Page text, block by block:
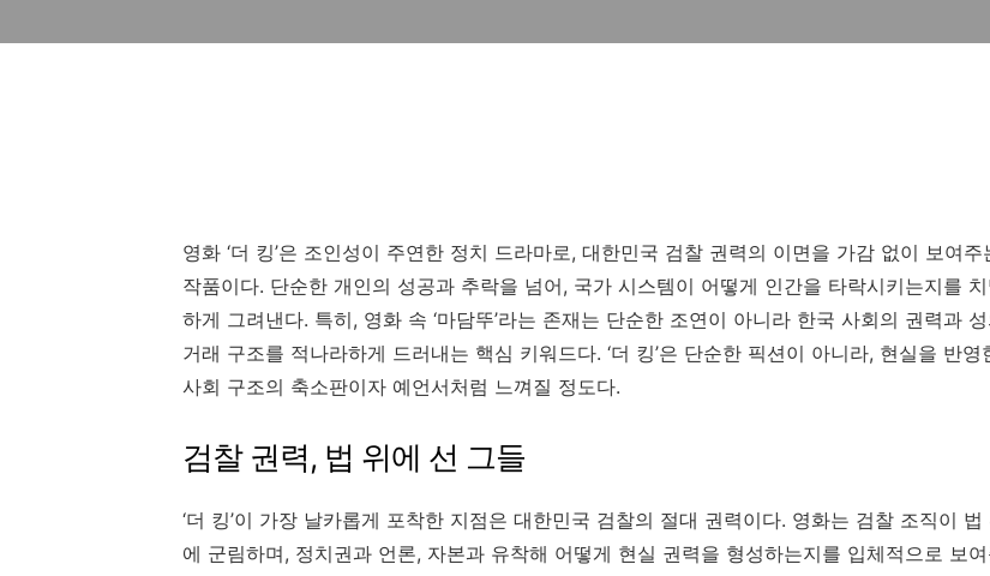
영화 ‘더 킹’은 조인성이 주연한 정치 드라마로, 대한민국 검찰 권력의 이면을 가감 없이 보여주
작품이다. 단순한 개인의 성공과 추락을 넘어, 국가 시스템이 어떻게 인간을 타락시키는지를 치
하게 그려낸다. 특히, 영화 속 ‘마담뚜’라는 존재는 단순한 조연이 아니라 한국 사회의 권력과 성
거래 구조를 적나라하게 드러내는 핵심 키워드다. ‘더 킹’은 단순한 픽션이 아니라, 현실을 반영
사회 구조의 축소판이자 예언서처럼 느껴질 정도다.
검찰 권력, 법 위에 선 그들
‘더 킹’이 가장 날카롭게 포착한 지점은 대한민국 검찰의 절대 권력이다. 영화는 검찰 조직이 법
에 군림하며, 정치권과 언론, 자본과 유착해 어떻게 현실 권력을 형성하는지를 입체적으로 보